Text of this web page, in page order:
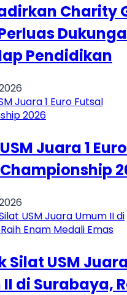
Charity
Pendidikan
Juara 1 Euro
Silat USM
di Surabaya,